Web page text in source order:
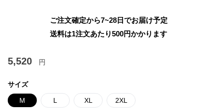
ご注文確定から7~28日でお届け予定
送料は1注文あたり500円かかります
5,520 円
サイズ
M L XL 2XL